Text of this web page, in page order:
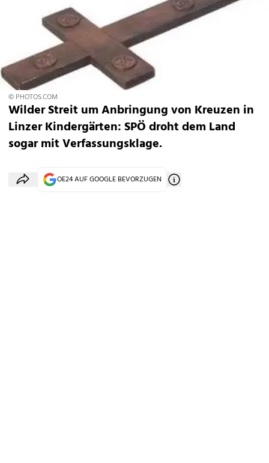
© PHOTOS.COM
Wilder Streit um Anbringung von Kreuzen in
Linzer Kindergärten: SPÖ droht dem Land
sogar mit Verfassungsklage.
OE24 AUF GOOGLE BEVORZUGEN